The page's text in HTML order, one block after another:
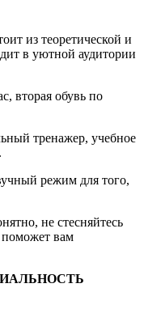
из теоретической и
в уютной аудитории
вторая обувь по
тренажер, учебное
режим для того,
не стесняйтесь
поможет вам